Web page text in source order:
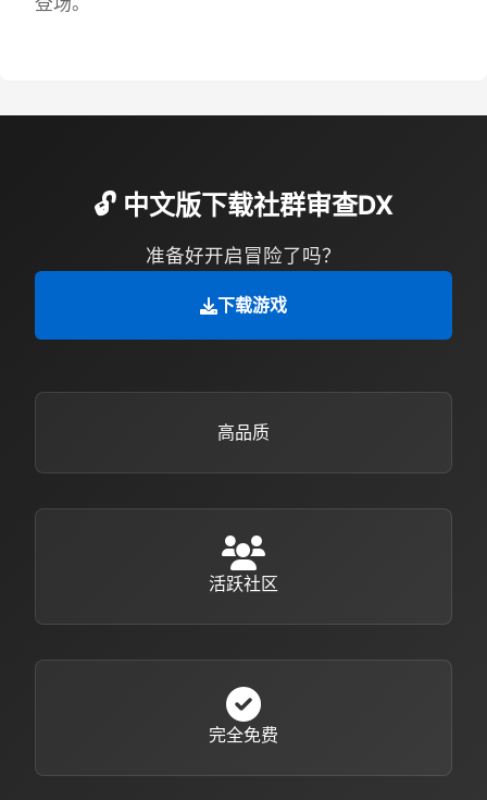
🔓 中文版下载社群审查DX
准备好开启冒险了吗？
下载游戏
高品质
活跃社区
完全免费